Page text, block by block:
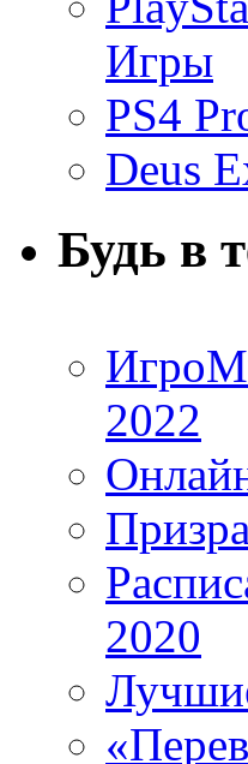
Игры
PS4
Deus
Будь в
2022
2020